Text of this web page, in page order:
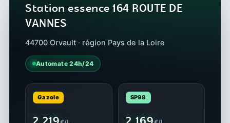
Station essence 164 ROUTE DE
VANNES
44700 Orvault · région Pays de la Loire
Automate 24h/24
Gazole SP98